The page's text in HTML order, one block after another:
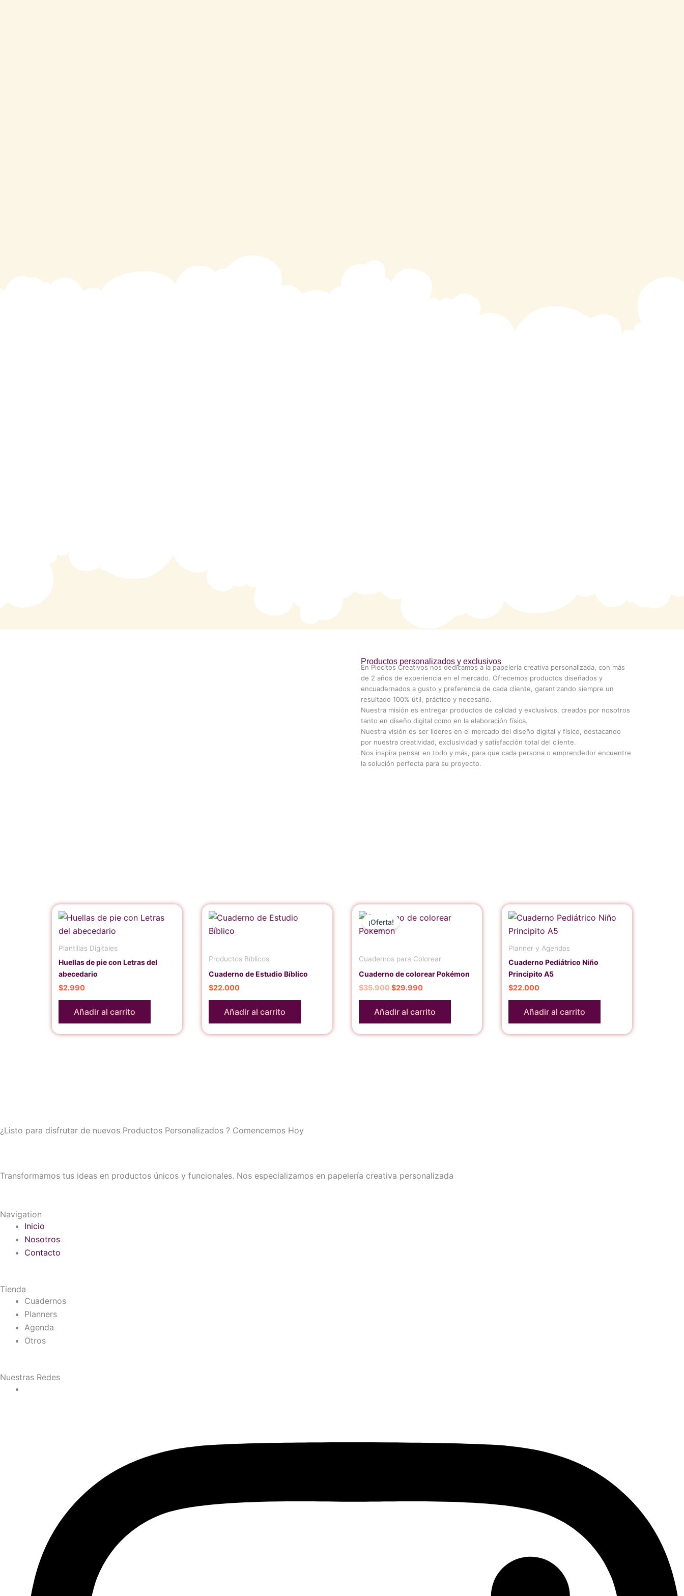
Productos personalizados y exclusivos
En Piecitos Creativos nos dedicamos a la papelería creativa personalizada, con más
de 2 años de experiencia en el mercado. Ofrecemos productos diseñados y
encuadernados a gusto y preferencia de cada cliente, garantizando siempre un
resultado 100% útil, práctico y necesario.
Nuestra misión es entregar productos de calidad y exclusivos, creados por nosotros
tanto en diseño digital como en la elaboración física.
Nuestra visión es ser líderes en el mercado del diseño digital y físico, destacando
por nuestra creatividad, exclusividad y satisfacción total del cliente.
Nos inspira pensar en todo y más, para que cada persona o emprendedor encuentre
la solución perfecta para su proyecto.
Plantillas Digitales
Huellas de pie con Letras del
abecedario
$2.990
Añadir al carrito
Productos Bíblicos
Cuaderno de Estudio Bíblico
$22.000
Añadir al carrito
¡Oferta!
Cuadernos para Colorear
Cuaderno de colorear Pokémon
$35.900
precio
original
era:
$29.990
precio
Añadir al carrito
Planner y Agendas
Cuaderno Pediátrico Niño
Principito A5
$22.000
Añadir al carrito
¿Listo para disfrutar de nuevos Productos Personalizados ? Comencemos Hoy
Transformamos tus ideas en productos únicos y funcionales. Nos especializamos en papelería creativa personalizada
Navigation
Inicio
Nosotros
Contacto
Tienda
Cuadernos
Planners
Agenda
Otros
Nuestras Redes